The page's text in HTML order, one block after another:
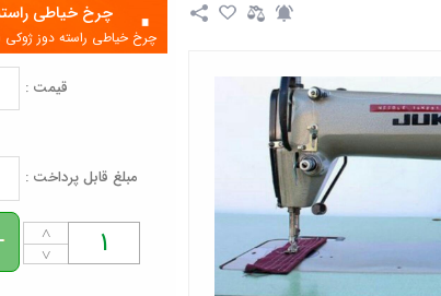
چرخ خیاطی راسته
چرخ خیاطی راسته دوز ژوکی 555
قیمت :
مبلغ قابل پرداخت :
˄
˅